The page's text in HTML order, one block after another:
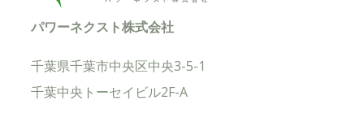
パワーネクスト株式会社
千葉県千葉市中央区中央3-5-1
千葉中央トーセイビル2F-A